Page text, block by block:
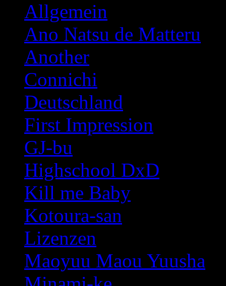
Allgemein
Ano Natsu de Matteru
Another
Connichi
Deutschland
First Impression
GJ-bu
Highschool DxD
Kill me Baby
Kotoura-san
Lizenzen
Maoyuu Maou Yuusha